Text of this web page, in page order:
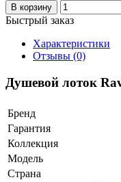
В корзину
Быстрый заказ
Характеристики
Отзывы (0)
Душевой лоток
Бренд
Гарантия
Коллекция
Модель
Страна